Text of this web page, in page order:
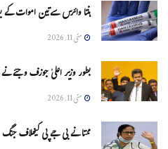
ہنتا وائرس سےتین اموات کے
مئی 11, 2026
بطور وزیر اعلیٰ جوزف وجئے
مئی 11, 2026
ممتا نے بی جے پی کیخلاف